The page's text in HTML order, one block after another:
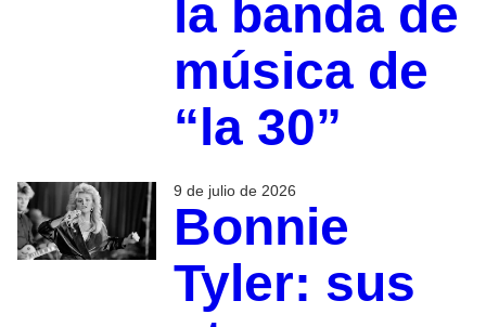
la banda de
música de
“la 30”
9 de julio de 2026
Bonnie
Tyler: sus